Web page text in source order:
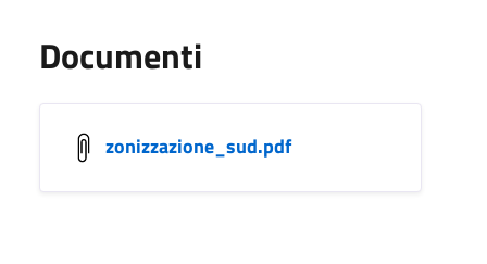
Documenti
zonizzazione_sud.pdf